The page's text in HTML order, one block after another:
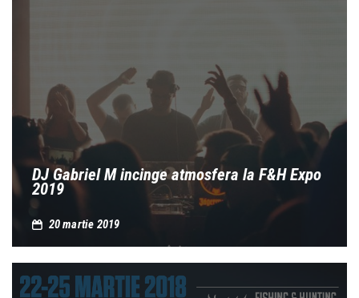
DJ Gabriel M incinge atmosfera la F&H Expo
2019
20 martie 2019